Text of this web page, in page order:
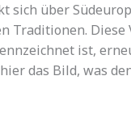
über
Traditionen. Diese
ist,
das Bild, was